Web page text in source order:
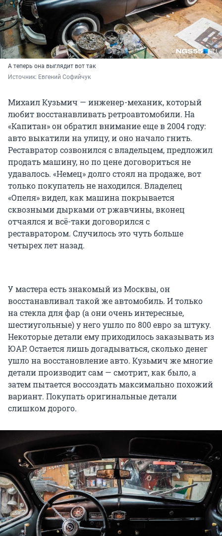
А теперь она выглядит вот так
Источник: Евгений Софийчук
Михаил Кузьмич — инженер-механик, который
любит восстанавливать ретроавтомобили. На
«Капитан» он обратил внимание еще в 2004 году:
авто выкатили на улицу, и оно начало гнить.
Реставратор созвонился с владельцем, предложил
продать машину, но по цене договориться не
удавалось. «Немец» долго стоял на продаже, вот
только покупатель не находился. Владелец
«Опеля» видел, как машина покрывается
сквозными дырками от ржавчины, вконец
отчаялся и всё-таки договорился с
реставратором. Случилось это чуть больше
четырех лет назад.
У мастера есть знакомый из Москвы, он
восстанавливал такой же автомобиль. И только
на стекла для фар (а они очень интересные,
шестиугольные) у него ушло по 800 евро за штуку.
Некоторые детали ему приходилось заказывать из
ЮАР. Остается лишь догадываться, сколько денег
ушло на восстановление авто. Кузьмич же многие
детали производит сам — смотрит, как было, а
затем пытается воссоздать максимально похожий
вариант. Покупать оригинальные детали
слишком дорого.